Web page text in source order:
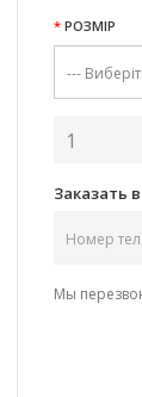
РОЗМІР
Заказать
Мы